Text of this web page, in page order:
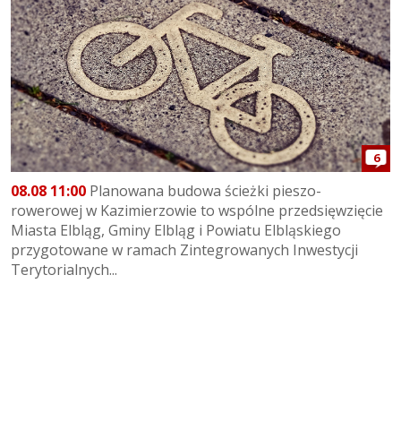
6
08.08 11:00 Planowana budowa ścieżki pieszo-
rowerowej w Kazimierzowie to wspólne przedsięwzięcie
Miasta Elbląg, Gminy Elbląg i Powiatu Elbląskiego
przygotowane w ramach Zintegrowanych Inwestycji
Terytorialnych...